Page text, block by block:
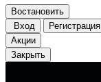
Вход
Регистрация
Акции
Закрыть